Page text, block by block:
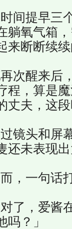
间提早三
躺氧气箱
来断断续
次醒来后
程，算是
丈夫，这
镜头和屏
还未表现
，一句话
了，爱酱
吗？」